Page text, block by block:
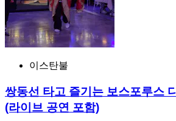
이스탄불
쌍동선 타고 즐기는 보스포루스
(라이브 공연 포함)